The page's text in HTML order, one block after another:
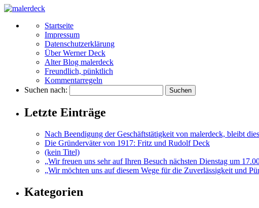
Startseite
Impressum
Datenschutzerklärung
Über Werner Deck
Alter Blog malerdeck
Freundlich, pünktlich
Kommentarregeln
Suchen nach:
Letzte Einträge
Nach Beendigung der Geschäftstätigkeit von malerdeck, bleibt
Die Gründerväter von 1917: Fritz und Rudolf Deck
(kein Titel)
„Wir freuen uns sehr auf Ihren Besuch nächsten Dienstag um
„Wir möchten uns auf diesem Wege für die Zuverlässigkeit und
Kategorien